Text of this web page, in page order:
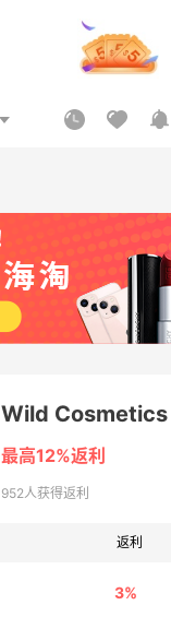
Wild Cosmetics
最高12%返利
952人获得返利
返利
3%